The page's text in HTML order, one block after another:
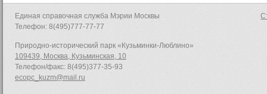
Единая справочная служба Мэрии Москвы
Телефон: 8(495)777-77-77
Природно-исторический парк «Кузьминки-Люблино»
109439, Москва, Кузьминская, 10
Телефон/факс: 8(495)377-35-93
ecopc_kuzm@mail.ru